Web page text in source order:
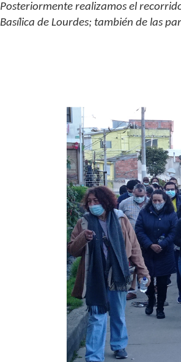
Posteriormente realizamos el
Basílica de Lourdes; también de las